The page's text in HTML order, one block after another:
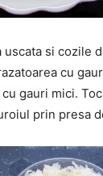
uscata si cozile
cu
gauri mici.
prin presa